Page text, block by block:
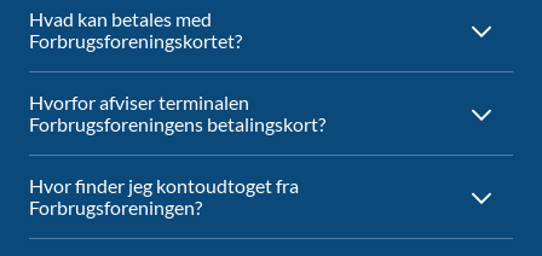
Hvad kan betales med
Forbrugsforeningskortet?
Hvorfor afviser terminalen
Forbrugsforeningens betalingskort?
Hvor finder jeg kontoudtoget fra
Forbrugsforeningen?